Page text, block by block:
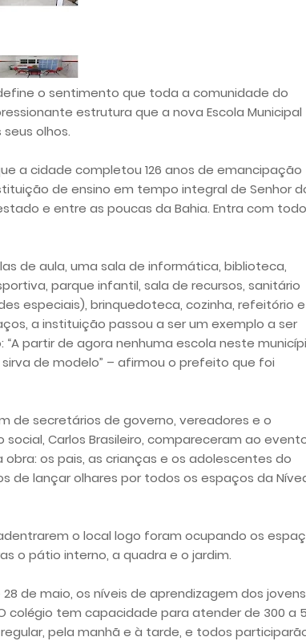
o sentimento que toda a comunidade do
estrutura que a nova Escola Municipal
olhos.
a cidade completou 126 anos de emancipação
de ensino em tempo integral de Senhor
e entre as poucas da Bahia. Entra com todo
de aula, uma sala de informática, biblioteca,
parque infantil, sala de recursos, sanitário
especiais), brinquedoteca, cozinha, refeitório e
a instituição passou a ser um exemplo a ser
partir de agora nenhuma escola neste
de modelo” – afirmou o prefeito que foi
de secretários de governo, vereadores e o
Carlos Brasileiro, compareceram ao
os pais, as crianças e os adolescentes do
de lançar olhares por todos os espaços da
o local logo foram ocupando os
o pátio interno, a quadra e o jardim.
de maio, os níveis de aprendizagem dos jovens
colégio tem capacidade para atender de 300 a
pela manhã e à tarde, e todos